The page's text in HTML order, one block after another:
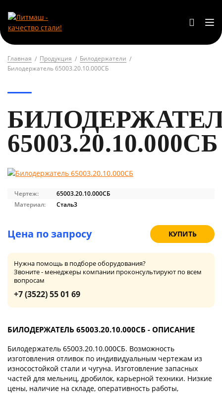
Главная Продукция
Билодержатели
Билодержатель 65003.20.10.000СБ
65003.20.10.000СБ
Чертеж:
65003.20.10.000СБ
Материал:
Сталь3
Цена по запросу КУПИТЬ
Нужна помощь в подборе оборудования?
Звоните - менеджеры компании проконсультируют по всем
вопросам
+7 (3522) 55 01 69
БИЛОДЕРЖАТЕЛЬ 65003.20.10.000СБ - ОПИСАНИЕ
Билодержатель 65003.20.10.000СБ. Возможность
изготовления отливок по индивидуальным чертежам из
износостойкой стали и чугуна. Изготовление запасных
частей для мельниц, дробилок, карьерной техники. Низкие
цены, наличие на складе, оперативность работы,